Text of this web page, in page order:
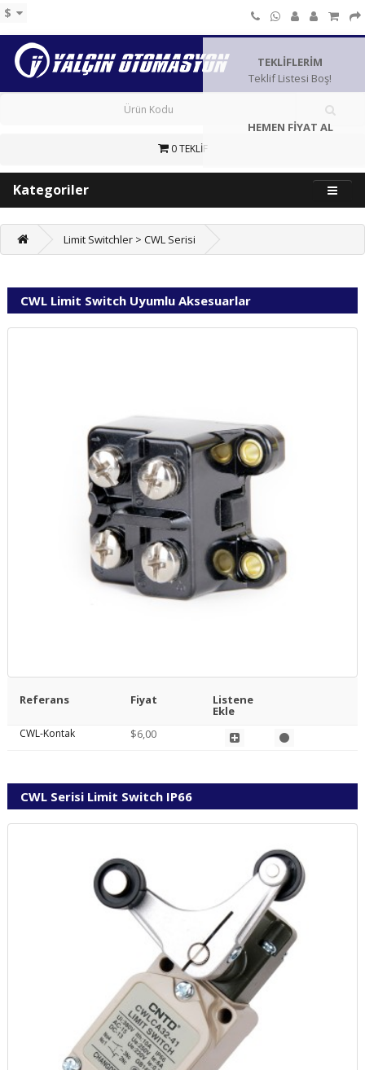
$
0 TEKLİF
TEKLİFLERİM
Teklif Listesi Boş!
HEMEN FİYAT AL
Kategoriler
Limit Switchler > CWL Serisi
CWL Limit Switch Uyumlu Aksesuarlar
Referans Fiyat Listene
Ekle
CWL-Kontak $6,00
CWL Serisi Limit Switch IP66